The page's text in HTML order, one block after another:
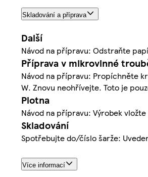
Skladování a příprava
Další
Návod na přípravu: Odstraňte
Příprava v mikrovlnné
Návod na přípravu: Propíchněte
W. Znovu neohřívejte. Toto je
Plotna
Návod na přípravu: Výrobek
Skladování
Spotřebujte do/číslo šarže:
Více informací